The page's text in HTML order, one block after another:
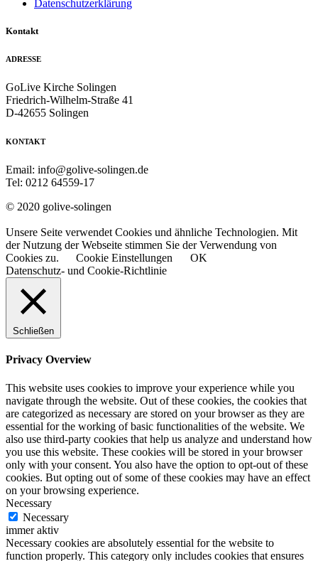
Datenschutzerklärung
Kontakt
ADRESSE
GoLive Kirche Solingen
Friedrich-Wilhelm-Straße 41
D-42655 Solingen
KONTAKT
Email: info@golive-solingen.de
Tel: 0212 64559-17
© 2020 golive-solingen
Unsere Seite verwendet Cookies und ähnliche Technologien. Mit
der Nutzung der Webseite stimmen Sie der Verwendung von
Cookies zu.
Cookie Einstellungen
OK
Datenschutz- und Cookie-Richtlinie
Schließen
Privacy Overview
This website uses cookies to improve your experience while you
navigate through the website. Out of these cookies, the cookies that
are categorized as necessary are stored on your browser as they are
essential for the working of basic functionalities of the website. We
also use third-party cookies that help us analyze and understand how
you use this website. These cookies will be stored in your browser
only with your consent. You also have the option to opt-out of these
cookies. But opting out of some of these cookies may have an effect
on your browsing experience.
Necessary
Necessary
immer aktiv
Necessary cookies are absolutely essential for the website to
function properly. This category only includes cookies that ensures